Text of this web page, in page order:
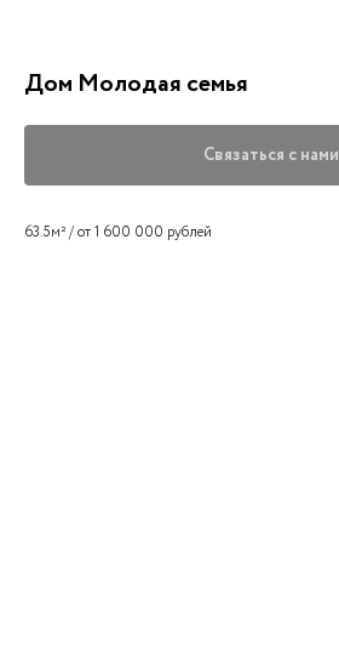
Дом Молодая семья
Связаться с нами
63.5м² / от 1 600 000 рублей